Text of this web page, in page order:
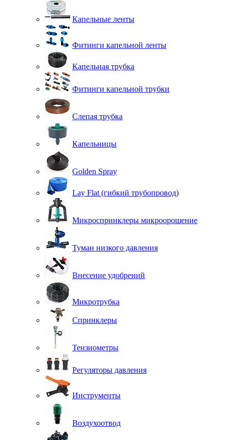
Капельные ленты
Фитинги капельной ленты
Капельная трубка
Фитинги капельной трубки
Слепая трубка
Капельницы
Golden Spray
Lay Flat (гибкий трубопровод)
Микроспринклеры микроорошение
Туман низкого давления
Внесение удобрений
Микротрубка
Спринклеры
Тензиометры
Регуляторы давления
Инструменты
Воздухоотвод